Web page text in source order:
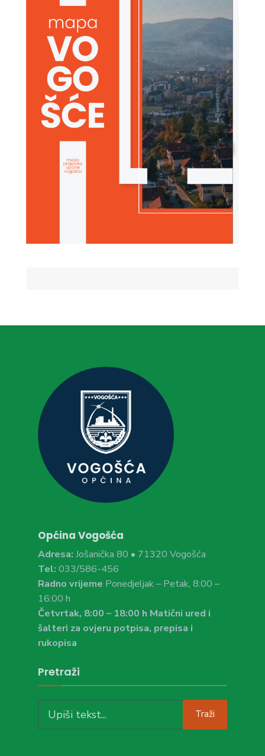
Općina Vogošća
Adresa: Jošanička 80 • 71320 Vogošća
Tel: 033/586-456
Radno vrijeme Ponedjeljak – Petak, 8:00 –
16:00 h
Četvrtak, 8:00 – 18:00 h Matični ured i
šalteri za ovjeru potpisa, prepisa i
rukopisa
Pretraži
for:
Traži